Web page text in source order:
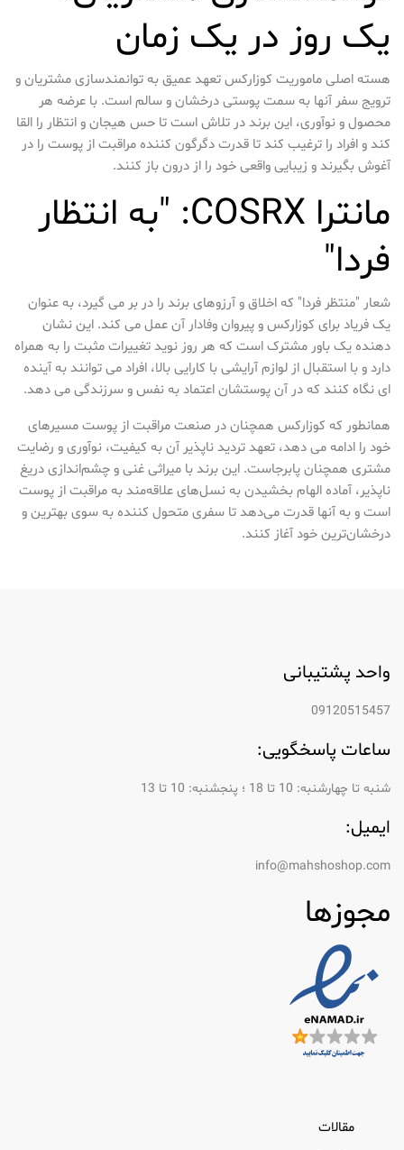
یک روز در یک زمان
هسته اصلی ماموریت کوزارکس تعهد عمیق به توانمندسازی مشتریان و
ترویج سفر آنها به سمت پوستی درخشان و سالم است. با عرضه هر
محصول و نوآوری، این برند در تلاش است تا حس هیجان و انتظار را القا
کند و افراد را ترغیب کند تا قدرت دگرگون کننده مراقبت از پوست را در
آغوش بگیرند و زیبایی واقعی خود را از درون باز کنند.
مانترا COSRX: "به انتظار
فردا"
شعار "منتظر فردا" که اخلاق و آرزوهای برند را در بر می گیرد، به عنوان
یک فریاد برای کوزارکس و پیروان وفادار آن عمل می کند. این نشان
دهنده یک باور مشترک است که هر روز نوید تغییرات مثبت را به همراه
دارد و با استقبال از لوازم آرایشی با کارایی بالا، افراد می توانند به آینده
ای نگاه کنند که در آن پوستشان اعتماد به نفس و سرزندگی می دهد.
همانطور که کوزارکس همچنان در صنعت مراقبت از پوست مسیرهای
خود را ادامه می دهد، تعهد تردید ناپذیر آن به کیفیت، نوآوری و رضایت
مشتری همچنان پابرجاست. این برند با میراثی غنی و چشم‌اندازی دریغ
ناپذیر، آماده الهام بخشیدن به نسل‌های علاقه‌مند به مراقبت از پوست
است و به آنها قدرت می‌دهد تا سفری متحول کننده به سوی بهترین و
درخشان‌ترین خود آغاز کنند.
واحد پشتیبانی
09120515457
ساعات پاسخگویی:
شنبه تا چهارشنبه: 10 تا 18 ؛ پنجشنبه: 10 تا 13
ایمیل:
info@mahshoshop.com
مجوزها
مقالات